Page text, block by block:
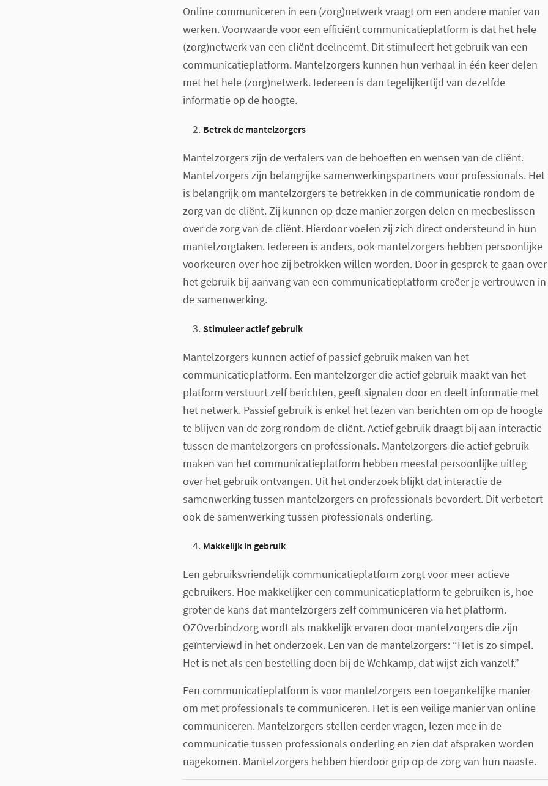
Online communiceren in een (zorg)netwerk vraagt om een andere manier van
werken. Voorwaarde voor een efficiënt communicatieplatform is dat het hele
(zorg)netwerk van een cliënt deelneemt. Dit stimuleert het gebruik van een
communicatieplatform. Mantelzorgers kunnen hun verhaal in één keer delen
met het hele (zorg)netwerk. Iedereen is dan tegelijkertijd van dezelfde
informatie op de hoogte.
Betrek de mantelzorgers
Mantelzorgers zijn de vertalers van de behoeften en wensen van de cliënt.
Mantelzorgers zijn belangrijke samenwerkingspartners voor professionals. Het
is belangrijk om mantelzorgers te betrekken in de communicatie rondom de
zorg van de cliënt. Zij kunnen op deze manier zorgen delen en meebeslissen
over de zorg van de cliënt. Hierdoor voelen zij zich direct ondersteund in hun
mantelzorgtaken. Iedereen is anders, ook mantelzorgers hebben persoonlijke
voorkeuren over hoe zij betrokken willen worden. Door in gesprek te gaan over
het gebruik bij aanvang van een communicatieplatform creëer je vertrouwen in
de samenwerking.
Stimuleer actief gebruik
Mantelzorgers kunnen actief of passief gebruik maken van het
communicatieplatform. Een mantelzorger die actief gebruik maakt van het
platform verstuurt zelf berichten, geeft signalen door en deelt informatie met
het netwerk. Passief gebruik is enkel het lezen van berichten om op de hoogte
te blijven van de zorg rondom de cliënt. Actief gebruik draagt bij aan interactie
tussen de mantelzorgers en professionals. Mantelzorgers die actief gebruik
maken van het communicatieplatform hebben meestal persoonlijke uitleg
over het gebruik ontvangen. Uit het onderzoek blijkt dat interactie de
samenwerking tussen mantelzorgers en professionals bevordert. Dit verbetert
ook de samenwerking tussen professionals onderling.
Makkelijk in gebruik
Een gebruiksvriendelijk communicatieplatform zorgt voor meer actieve
gebruikers. Hoe makkelijker een communicatieplatform te gebruiken is, hoe
groter de kans dat mantelzorgers zelf communiceren via het platform.
OZOverbindzorg wordt als makkelijk ervaren door mantelzorgers die zijn
geïnterviewd in het onderzoek. Een van de mantelzorgers: “Het is zo simpel.
Het is net als een bestelling doen bij de Wehkamp, dat wijst zich vanzelf.”
Een communicatieplatform is voor mantelzorgers een toegankelijke manier
om met professionals te communiceren. Het is een veilige manier van online
communiceren. Mantelzorgers stellen eerder vragen, lezen mee in de
communicatie tussen professionals onderling en zien dat afspraken worden
nagekomen. Mantelzorgers hebben hierdoor grip op de zorg van hun naaste.